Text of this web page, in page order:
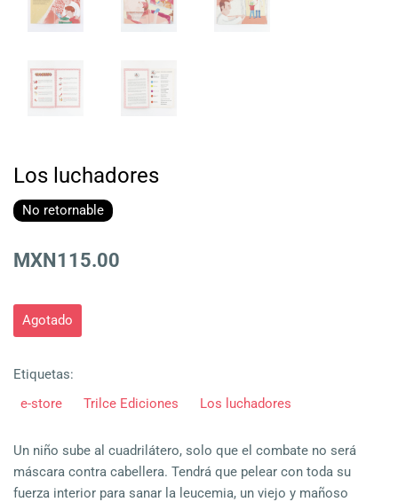
Los luchadores
No retornable
MXN115.00
Agotado
Etiquetas:
e-store
Trilce Ediciones Los luchadores
Un niño sube al cuadrilátero, solo que el combate no será
máscara contra cabellera. Tendrá que pelear con toda su
fuerza interior para sanar la leucemia, un viejo y mañoso